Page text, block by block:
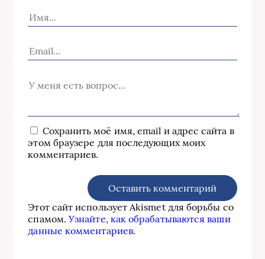
Сохранить моё имя, email и адрес сайта в
этом браузере для последующих моих
комментариев.
Этот сайт использует Akismet для борьбы со
спамом.Узнайте, как обрабатываются ваши
данные комментариев.